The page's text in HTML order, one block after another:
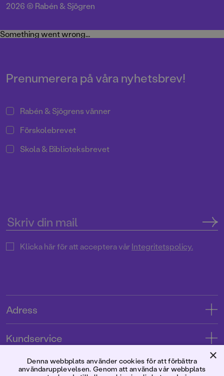
Integritetspolicy
Cookie Policy
Miljö och hållbarhet
Instagram
Twitter
2026 © Rabén & Sjögren
Something went wrong...
Prenumerera på våra nyhetsbrev!
Rabén & Sjögrens vänner
Förskolebrevet
Skola & Biblioteksbrevet
Klicka här för att acceptera vårIntegritetspolicy.
Adress
Tryckerigatan 4
Kundservice
Kontakta oss
Förlaget
×
Denna webbplats använder cookies för att förbättra
användarupplevelsen. Genom att använda vår webbplats